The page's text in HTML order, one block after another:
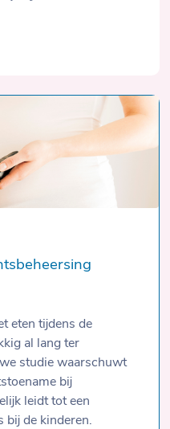
eten tijdens de
al lang ter
studie waarschuwt
bij
leidt tot een
bij de kinderen.